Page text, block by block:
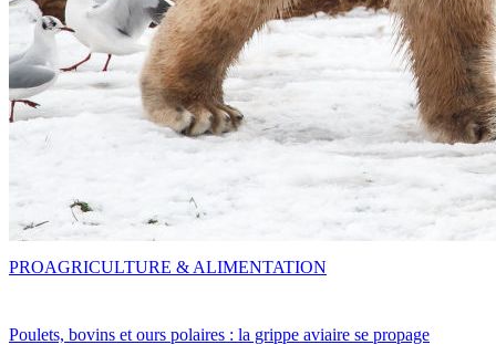
Poulets, bovins et ours polaires : la grippe aviaire se propage
PROAGRICULTURE & ALIMENTATION